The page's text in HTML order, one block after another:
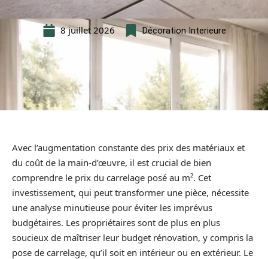
8 juillet 2026 Décoration Interieure
Avec l’augmentation constante des prix des matériaux et
du coût de la main-d’œuvre, il est crucial de bien
comprendre le prix du carrelage posé au m². Cet
investissement, qui peut transformer une pièce, nécessite
une analyse minutieuse pour éviter les imprévus
budgétaires. Les propriétaires sont de plus en plus
soucieux de maîtriser leur budget rénovation, y compris la
pose de carrelage, qu’il soit en intérieur ou en extérieur. Le